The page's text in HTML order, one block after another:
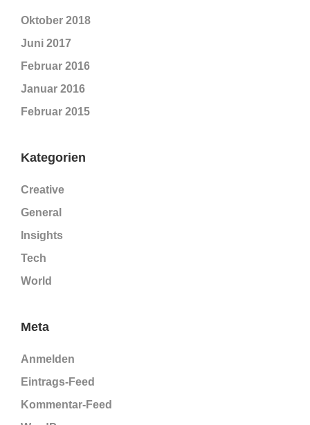
Oktober 2018
Juni 2017
Februar 2016
Januar 2016
Februar 2015
Kategorien
Creative
General
Insights
Tech
World
Meta
Anmelden
Eintrags-Feed
Kommentar-Feed